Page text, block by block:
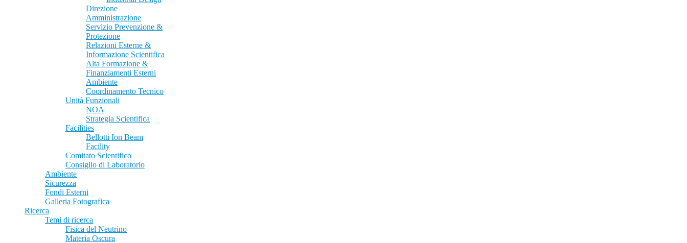
Direzione
Amministrazione
Servizio Prevenzione &
Protezione
Relazioni Esterne &
Informazione Scientifica
Alta Formazione &
Finanziamenti Esterni
Ambiente
Coordinamento Tecnico
Unità Funzionali
NOA
Strategia Scientifica
Facilities
Bellotti Ion Beam
Facility
Comitato Scientifico
Consiglio di Laboratorio
Ambiente
Sicurezza
Fondi Esterni
Galleria Fotografica
Ricerca
Temi di ricerca
Fisica del Neutrino
Materia Oscura